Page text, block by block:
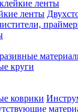
ленты
ленты
круги
коврики